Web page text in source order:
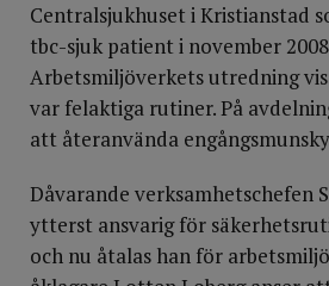
Centralsjukhuset i Kristianstad
tbc-sjuk patient i november
Arbetsmiljöverkets utredning
var felaktiga rutiner. På
att återanvända
Dåvarande verksamhetschefen
ytterst ansvarig för
och nu åtalas han för